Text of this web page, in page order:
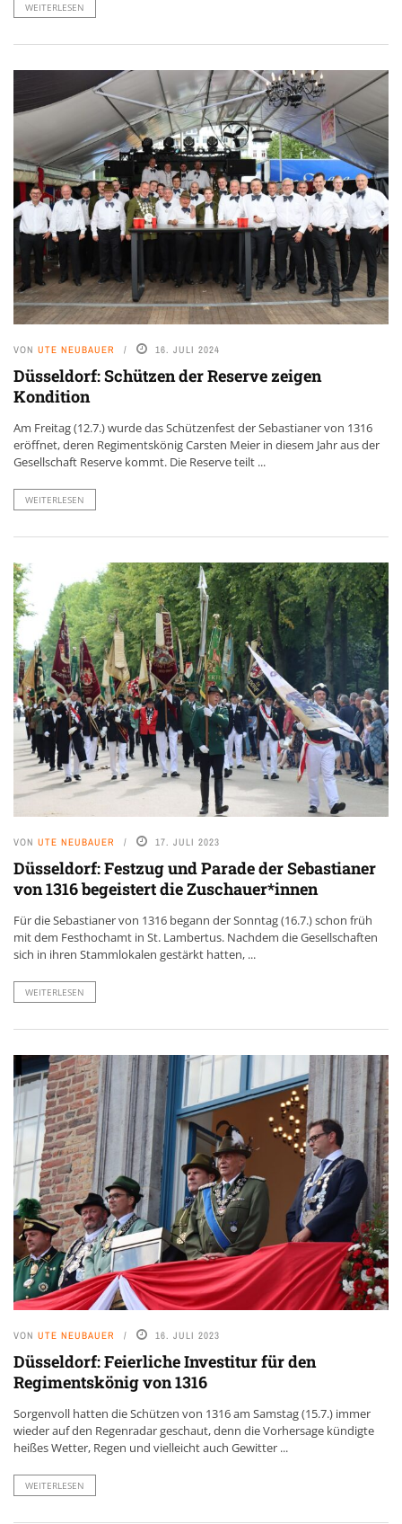
WEITERLESEN
VON UTE NEUBAUER 16. JULI 2024
Düsseldorf: Schützen der Reserve zeigen
Kondition
Am Freitag (12.7.) wurde das Schützenfest der Sebastianer von 1316
eröffnet, deren Regimentskönig Carsten Meier in diesem Jahr aus der
Gesellschaft Reserve kommt. Die Reserve teilt ...
WEITERLESEN
VON UTE NEUBAUER 17. JULI 2023
Düsseldorf: Festzug und Parade der Sebastianer
von 1316 begeistert die Zuschauer*innen
Für die Sebastianer von 1316 begann der Sonntag (16.7.) schon früh
mit dem Festhochamt in St. Lambertus. Nachdem die Gesellschaften
sich in ihren Stammlokalen gestärkt hatten, ...
WEITERLESEN
VON UTE NEUBAUER 16. JULI 2023
Düsseldorf: Feierliche Investitur für den
Regimentskönig von 1316
Sorgenvoll hatten die Schützen von 1316 am Samstag (15.7.) immer
wieder auf den Regenradar geschaut, denn die Vorhersage kündigte
heißes Wetter, Regen und vielleicht auch Gewitter ...
WEITERLESEN